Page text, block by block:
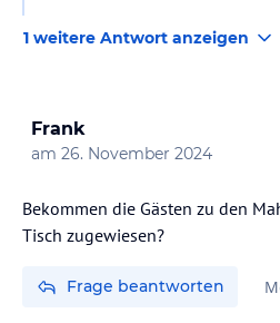
1 weitere Antwort anzeigen
Frank
am 26. November 2024
Bekommen die Gästen zu den
Tisch zugewiesen?
Frage beantworten